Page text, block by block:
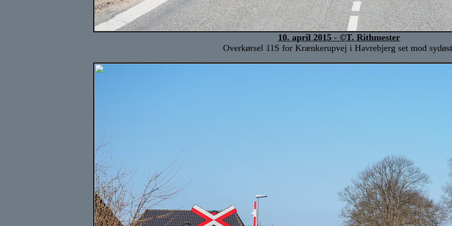
10. april 2015 - ©T. Rithmester
Overkørsel 11S for Krænkerupvej i Havrebjerg set mod